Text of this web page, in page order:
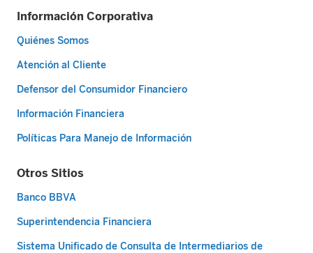
Información Corporativa
Quiénes Somos
Atención al Cliente
Defensor del Consumidor Financiero
Información Financiera
Políticas Para Manejo de Información
Otros Sitios
Banco BBVA
Superintendencia Financiera
Sistema Unificado de Consulta de Intermediarios de